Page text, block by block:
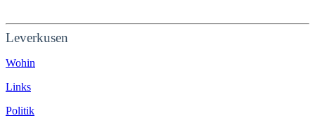
Leverkusen
Wohin
Links
Politik